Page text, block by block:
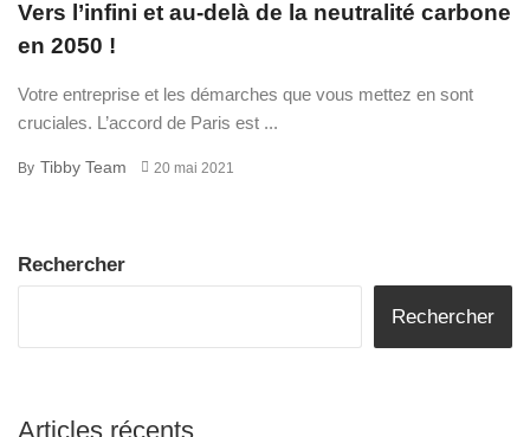
Vers l’infini et au-delà de la neutralité carbone
en 2050 !
Votre entreprise et les démarches que vous mettez en sont
cruciales. L’accord de Paris est ...
By Tibby Team 20 mai 2021
Rechercher
Rechercher
Articles récents